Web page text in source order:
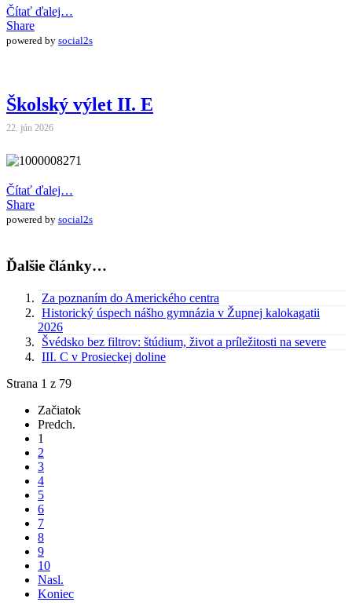
Čítať ďalej…
Share
powered by social2s
Školský výlet II. E
22. jún 2026
Čítať ďalej…
Share
powered by social2s
Ďalšie články…
Za poznaním do Amerického centra
Historický úspech nášho gymnázia v Župnej kalokagatii
2026
Švédsko bez filtrov: štúdium, život a príležitosti na severe
III. C v Prosieckej doline
Strana 1 z 79
Začiatok
Predch.
1
2
3
4
5
6
7
8
9
10
Nasl.
Koniec